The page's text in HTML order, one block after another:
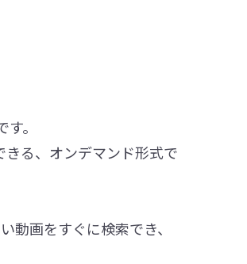
。
きる、オンデマンド形式で
動画をすぐに検索でき、